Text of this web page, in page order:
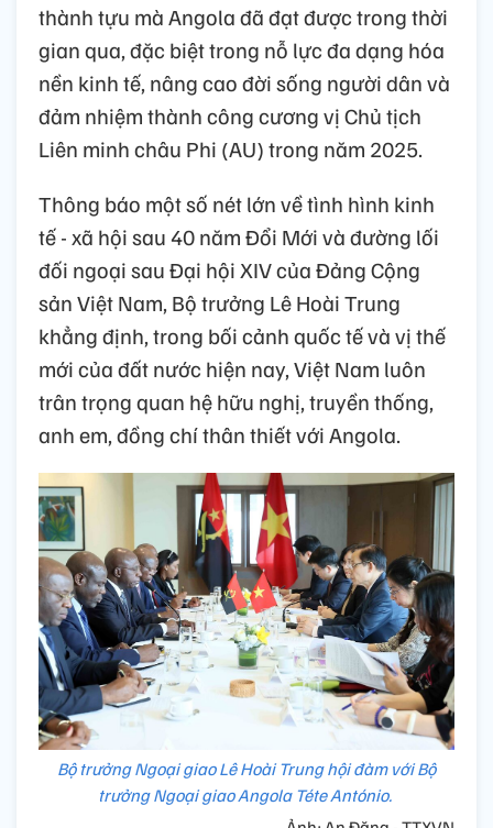
thành tựu mà Angola đã đạt được trong thời
gian qua, đặc biệt trong nỗ lực đa dạng hóa
nền kinh tế, nâng cao đời sống người dân và
đảm nhiệm thành công cương vị Chủ tịch
Liên minh châu Phi (AU) trong năm 2025.
Thông báo một số nét lớn về tình hình kinh
tế - xã hội sau 40 năm Đổi Mới và đường lối
đối ngoại sau Đại hội XIV của Đảng Cộng
sản Việt Nam, Bộ trưởng Lê Hoài Trung
khẳng định, trong bối cảnh quốc tế và vị thế
mới của đất nước hiện nay, Việt Nam luôn
trân trọng quan hệ hữu nghị, truyền thống,
anh em, đồng chí thân thiết với Angola.
Bộ trưởng Ngoại giao Lê Hoài Trung hội đàm với Bộ
trưởng Ngoại giao Angola Téte António.